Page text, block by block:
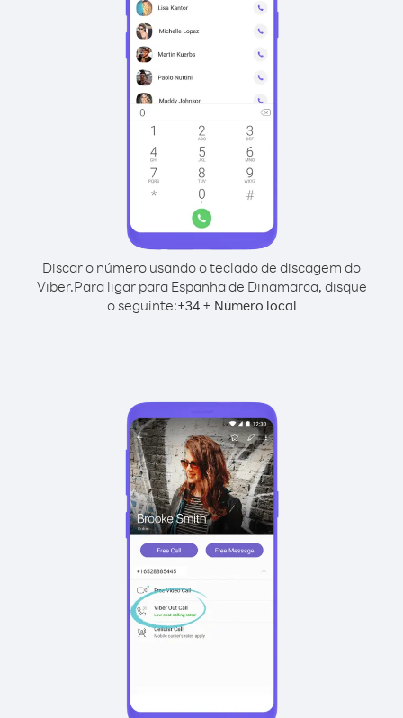
Discar o número usando o teclado de discagem do
Viber.Para ligar para Espanha de Dinamarca, disque
o seguinte:+34+ Número local